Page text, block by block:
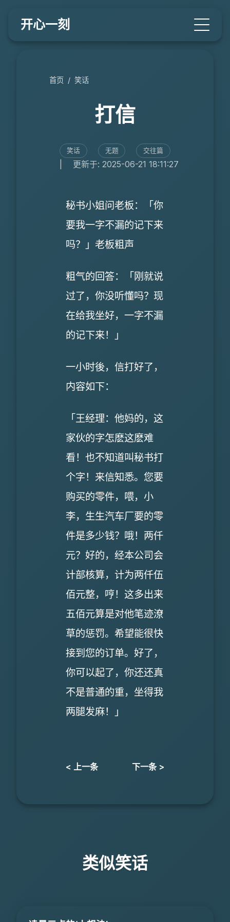
开心一刻
首页 / 笑话
打信
笑话 无题 交往篇
更新于: 2025-06-21 18:11:27
秘书小姐问老板：「你
要我一字不漏的记下来
吗？」老板粗声
粗气的回答：「刚就说
过了，你没听懂吗？现
在给我坐好，一字不漏
的记下来！」
一小时後，信打好了，
内容如下：
「王经理：他妈的，这
家伙的字怎麽这麽难
看！也不知道叫秘书打
个字！来信知悉。您要
购买的零件，喂，小
李，生生汽车厂要的零
件是多少钱？哦！两仟
元？好的，经本公司会
计部核算，计为两仟伍
佰元整，哼！这多出来
五佰元算是对他笔迹潦
草的惩罚。希望能很快
接到您的订单。好了，
你可以起了，你还还真
不是普通的重，坐得我
两腿发麻！」
< 上一条 下一条 >
类似笑话